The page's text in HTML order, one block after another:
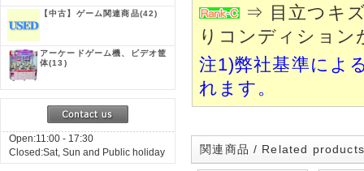
【中古】ゲーム関連商品(42)
アーケードゲーム機、ビデオ筐
体(13)
Open:11:00 - 17:30
Closed:Sat, Sun and Public holiday
⇒ 目立つキズ
りコンディション
注1)弊社基準によ
れます。
関連商品 / Related products